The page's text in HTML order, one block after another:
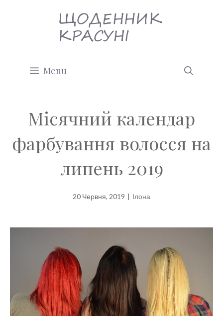
Menu
Місячний календар
фарбування волосся на
липень 2019
20 Червня, 2019 | Ілона